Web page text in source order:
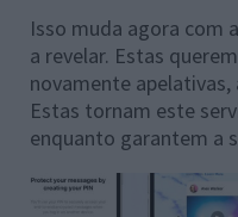
Isso muda agora com
a revelar. Estas
novamente apelativas,
Estas tornam este
enquanto garantem a